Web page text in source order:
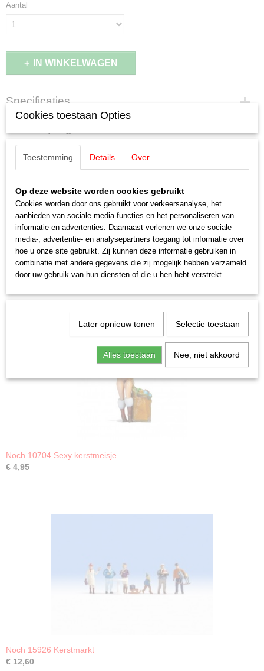
Aantal
IN WINKELWAGEN
Specificaties
4007246159086
Productcode leverancier
15908
H0 (1:87)
Staat
Nieuw
Noch 15908 Kinderen op
kinderfietsen (4 figuren op de
fiets/driewieler)
Ook interessant
Noch 10704 Sexy kerstmeisje
€ 4,95
Noch 15926 Kerstmarkt
€ 12,60
Cookies toestaan Opties
Toestemming Details Over
Op deze website worden cookies gebruikt
Cookies worden door ons gebruikt voor verkeersanalyse, het
aanbieden van sociale media-functies en het personaliseren van
informatie en advertenties. Daarnaast verlenen we onze sociale
media-, advertentie- en analysepartners toegang tot informatie over
hoe u onze site gebruikt. Zij kunnen deze informatie gebruiken in
combinatie met andere gegevens die zij mogelijk hebben verzameld
door uw gebruik van hun diensten of die u hen hebt verstrekt.
Later opnieuw tonen Selectie toestaan
Alles toestaan Nee, niet akkoord